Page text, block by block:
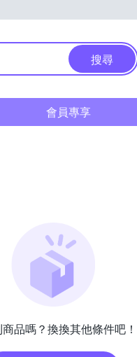
搜尋
會員專享
品嗎？換換其他條件吧！